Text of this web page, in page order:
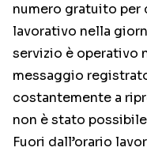
numero gratuito per
lavorativo nella
servizio è operativo
messaggio
costantemente a
non è stato
Fuori dall’orario